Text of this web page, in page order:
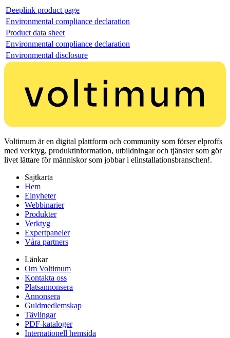
Deeplink product page
Environmental compliance declaration
Product data sheet
Environmental compliance declaration
Environmental disclosure
Voltimum är en digital plattform och community som förser elproffs
med verktyg, produktinformation, utbildningar och tjänster som gör
livet lättare för människor som jobbar i elinstallationsbranschen!.
Sajtkarta
Hem
Elnyheter
Webbinarier
Produkter
Verktyg
Expertpaneler
Våra partners
Länkar
Om Voltimum
Kontakta oss
Platsannonsera
Annonsera
Guldmedlemskap
Tävlingar
PDF-kataloger
Internationell hemsida